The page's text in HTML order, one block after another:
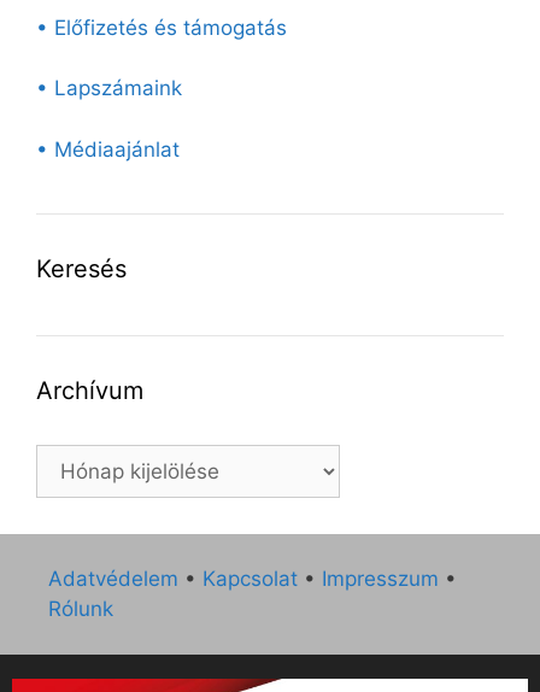
• Előfizetés és támogatás
• Lapszámaink
• Médiaajánlat
Keresés
Archívum
Archívum
Adatvédelem • Kapcsolat • Impresszum •
Rólunk